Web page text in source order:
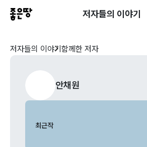
저자들의 이야기
저자들의 이야기 함께한 저자
안채원
최근작